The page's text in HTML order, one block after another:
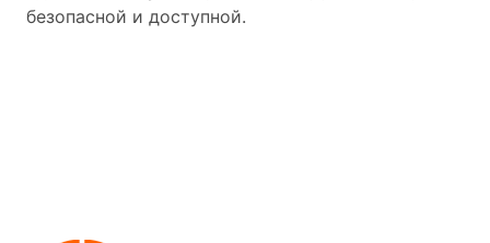
безопасной и доступной.